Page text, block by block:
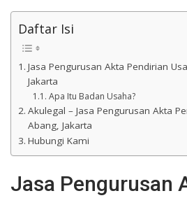
Daftar Isi
Jasa Pengurusan Akta Pendirian
Jakarta
Apa Itu Badan Usaha?
Akulegal – Jasa Pengurusan Akta
Abang, Jakarta
Hubungi Kami
Jasa Pengurusan